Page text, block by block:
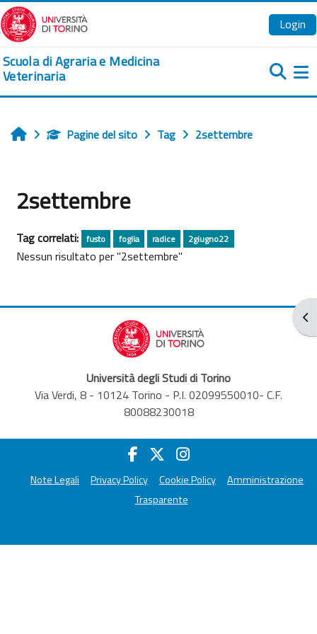
Vai al contenuto principale
Login
Scuola di Agraria e Medicina
Veterinaria
HomePagine del sito Tag 2settembre
2settembre
Tag correlati: fusto foglia radice 2giugno22
Nessun risultato per "2settembre"
Università degli Studi di Torino
Via Verdi, 8 - 10124 Torino - P.I. 02099550010- C.F.
80088230018
Note Legali Privacy Policy Cookie Policy
Amministrazione
Trasparente